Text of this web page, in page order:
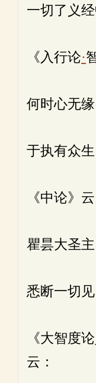
一切了义
《入行论·
何时心无
于执有众
《中论》云
瞿昙大圣
悉断一切见
《大智度论
云：